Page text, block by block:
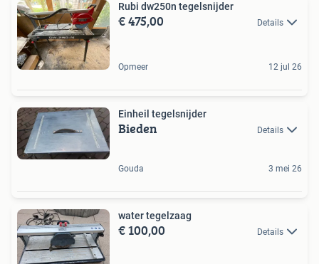
Rubi dw250n tegelsnijder
€ 475,00 Details
Opmeer 12 jul 26
Einheil tegelsnijder
Bieden Details
Gouda 3 mei 26
water tegelzaag
€ 100,00 Details